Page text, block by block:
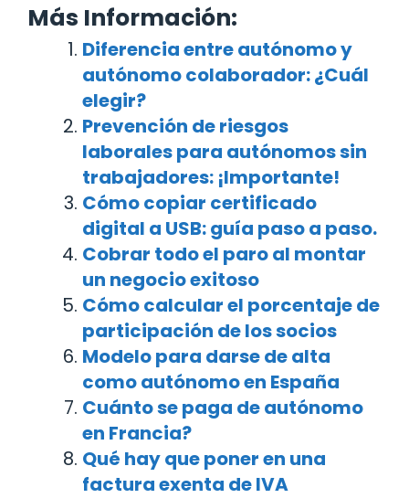
Más Información:
Diferencia entre autónomo y
autónomo colaborador: ¿Cuál
elegir?
Prevención de riesgos
laborales para autónomos sin
trabajadores: ¡Importante!
Cómo copiar certificado
digital a USB: guía paso a paso.
Cobrar todo el paro al montar
un negocio exitoso
Cómo calcular el porcentaje de
participación de los socios
Modelo para darse de alta
como autónomo en España
Cuánto se paga de autónomo
en Francia?
Qué hay que poner en una
factura exenta de IVA